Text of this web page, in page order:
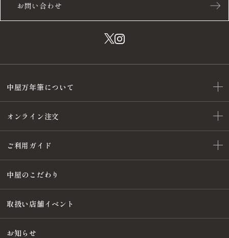
お問い合わせ
中屋万年筆について
オンライン注文
ご利用ガイド
中屋のこだわり
取扱い店舗イベント
お知らせ